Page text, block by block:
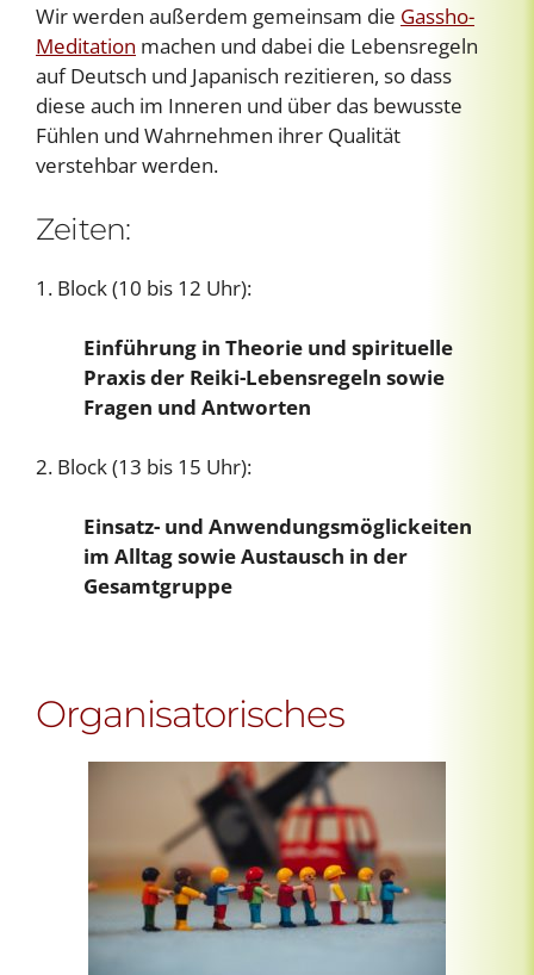
Wir werden außerdem gemeinsam die Gassho-
Meditation machen und dabei die Lebensregeln
auf Deutsch und Japanisch rezitieren, so dass
diese auch im Inneren und über das bewusste
Fühlen und Wahrnehmen ihrer Qualität
verstehbar werden.
Zeiten:
1. Block (10 bis 12 Uhr):
Einführung in Theorie und spirituelle
Praxis der Reiki-Lebensregeln sowie
Fragen und Antworten
2. Block (13 bis 15 Uhr):
Einsatz- und Anwendungsmöglickeiten
im Alltag sowie Austausch in der
Gesamtgruppe
Organisatorisches